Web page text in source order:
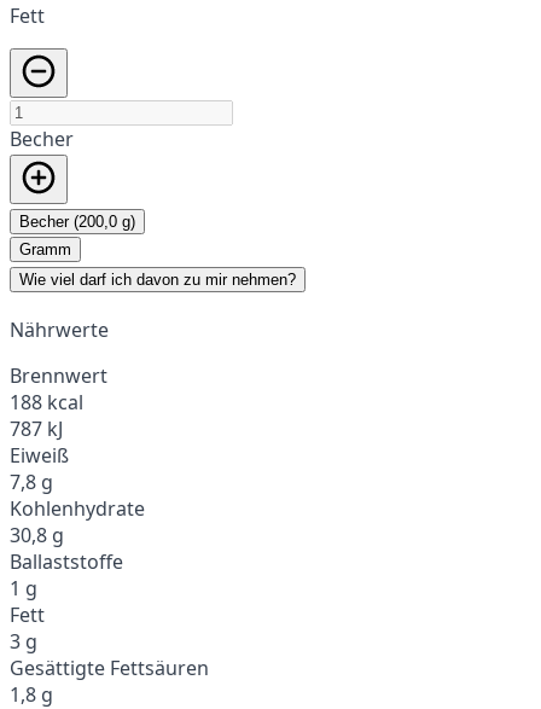
Fett
Becher
Becher (200,0 g)
Gramm
Wie viel darf ich davon zu mir nehmen?
Nährwerte
Brennwert
188 kcal
787 kJ
Eiweiß
7,8 g
Kohlenhydrate
30,8 g
Ballaststoffe
1 g
Fett
3 g
Gesättigte Fettsäuren
1,8 g